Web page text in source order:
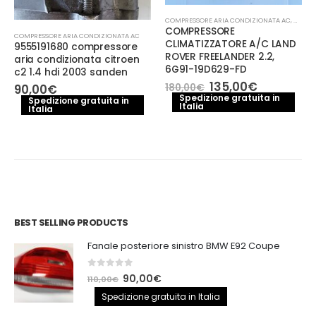
COMPRESSORE ARIA CONDIZIONATA AC
9555191680 compressore
aria condizionata citroen
c2 1.4 hdi 2003 sanden
90,00€
Spedizione gratuita in
Italia
COMPRESSORE ARIA CONDIZIONATA AC,
COMPRESSORE
CLIMATIZZATORE A/C LAND
ROVER FREELANDER 2.2,
6G91-19D629-FD
180,00€ Il
prezzo
originale
135,00€Il
prezzo
attuale
Spedizione gratuita in
Italia
BEST SELLING PRODUCTS
Fanale posteriore sinistro BMW E92 Coupe
out of 5
110,00€ Il
prezzo
originale
90,00€Il
prezzo
attuale
Spedizione gratuita in Italia